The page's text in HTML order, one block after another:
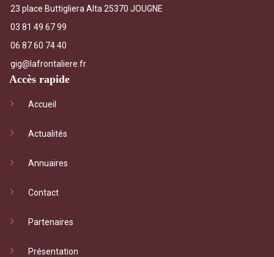
23 place Buttigliera Alta 25370 JOUGNE
03 81 49 67 99
06 87 60 74 40
gig@lafrontaliere.fr
Accès rapide
Accueil
Actualités
Annuaires
Contact
Partenaires
Présentation